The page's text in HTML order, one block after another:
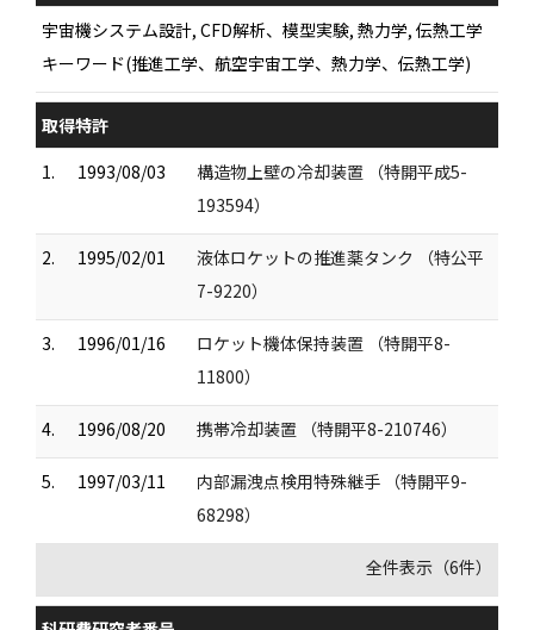
宇宙機システム設計, CFD解析、模型実験, 熱力学, 伝熱工学
キーワード(推進工学、航空宇宙工学、熱力学、伝熱工学)
取得特許
1.
1993/08/03
構造物上壁の冷却装置 （特開平成5-
193594）
2. 1995/02/01
液体ロケットの推進薬タンク （特公平
7-9220）
3. 1996/01/16
ロケット機体保持装置 （特開平8-
11800）
4. 1996/08/20 携帯冷却装置 （特開平8-210746）
5. 1997/03/11
内部漏洩点検用特殊継手 （特開平9-
68298）
全件表示（6件）